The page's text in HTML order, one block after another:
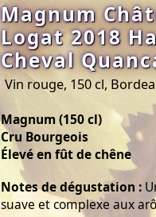
Magnum
Logat 2018
Cheval
Vin rouge, 150 cl,
Magnum (150 cl)
Cru Bourgeois
Élevé en fût de chêne
Notes de dégustation :
suave et complexe aux